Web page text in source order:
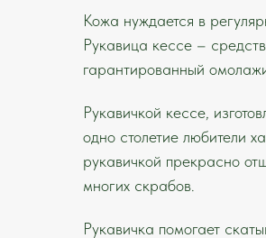
Кожа нуждается в
Рукавица кессе –
гарантированный
Рукавичкой кессе,
одно столетие любители
рукавичкой прекрасно
многих скрабов.
Рукавичка помогает